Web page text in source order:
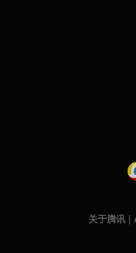
关于腾讯|